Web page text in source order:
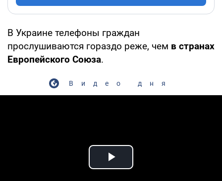
В Украине телефоны граждан
прослушиваются гораздо реже, чем в странах
Европейского Союза.
Видео дня
Play Video